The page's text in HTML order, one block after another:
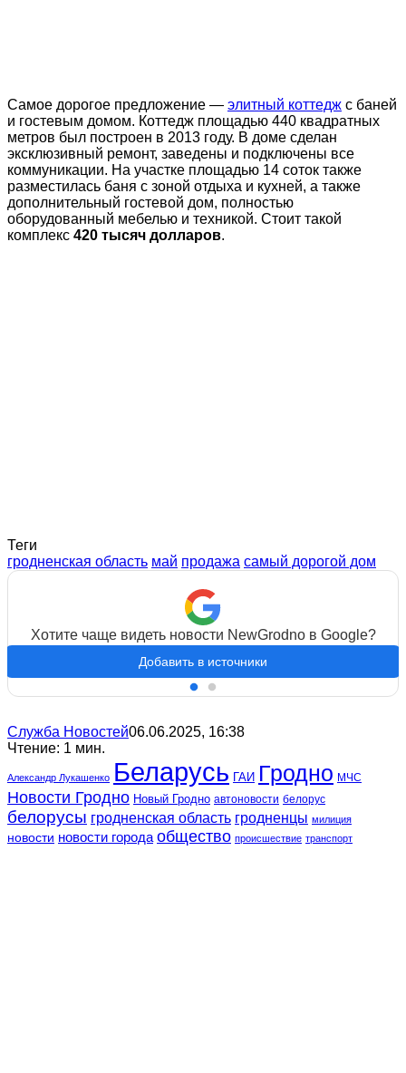
Самое дорогое предложение — элитный коттедж с баней
и гостевым домом. Коттедж площадью 440 квадратных
метров был построен в 2013 году. В доме сделан
эксклюзивный ремонт, заведены и подключены все
коммуникации. На участке площадью 14 соток также
разместилась баня с зоной отдыха и кухней, а также
дополнительный гостевой дом, полностью
оборудованный мебелью и техникой. Стоит такой
комплекс 420 тысяч долларов.
Теги
гродненская область май продажа самый дорогой дом
Хотите чаще видеть новости NewGrodno в Google?
Добавить в источники
Служба Новостей06.06.2025, 16:38
Чтение: 1 мин.
Александр Лукашенко Беларусь ГАИ Гродно МЧС
Новости Гродно Новый Гродно автоновости белорус
белорусы гродненская область гродненцы милиция
новости новости города общество происшествие транспорт